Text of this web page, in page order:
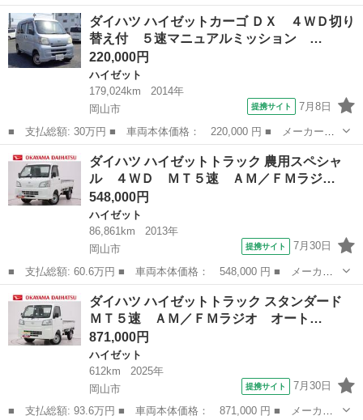
ー名： ダイハツ ■ 車種名： ハイゼットトラック ■ グレード
名： ジャンボエクストラ レザー調シート・シートバック・フロ
ア・タイヤハ...
岡山 岡山市 ハイゼット
ダイハツ ハイゼットカーゴ ＤＸ ４ＷＤ切り
替え付 ５速マニュアルミッション …
220,000円
ハイゼット
179,024km
2014年
岡山市
提携サイト 7月8日
■ 支払総額: 30万円 ■ 車両本体価格： 220,000 円 ■ メーカー
名： ダイハツ ■ 車種名： ハイゼットカーゴ ■ グレード名：
ＤＸ ４ＷＤ切り替え付 ５速マニュアルミッション パワステ パ
ワーウィンドウ ...
岡山 岡山市 ハイゼット
ダイハツ ハイゼットトラック 農用スペシャ
ル ４ＷＤ ＭＴ５速 ＡＭ／ＦＭラジ…
548,000円
ハイゼット
86,861km
2013年
岡山市
提携サイト 7月30日
■ 支払総額: 60.6万円 ■ 車両本体価格： 548,000 円 ■ メーカー
名： ダイハツ ■ 車種名： ハイゼットトラック ■ グレード
名： 農用スペシャル ４ＷＤ ＭＴ５速 ＡＭ／ＦＭラジオ 荷台
作業灯 エアコン...
岡山 岡山市 ハイゼット
ダイハツ ハイゼットトラック スタンダード
ＭＴ５速 ＡＭ／ＦＭラジオ オート…
871,000円
ハイゼット
612km
2025年
岡山市
提携サイト 7月30日
■ 支払総額: 93.6万円 ■ 車両本体価格： 871,000 円 ■ メーカー